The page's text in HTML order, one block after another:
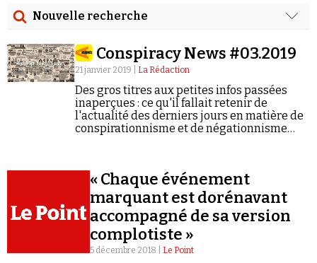
Émissions
Revues de presse
Newsletter
Faire un don
Demander à Vera
Nouvelle recherche
Date
Rechercher dans tous les contenus
Cibler votre recherche
Conspiracy News #03.2019
21 janvier 2019 | La Rédaction
Des gros titres aux petites infos passées
inaperçues : ce qu'il fallait retenir de
l'actualité des derniers jours en matière de
conspirationnisme et de négationnisme
« Chaque événement
marquant est dorénavant
accompagné de sa version
complotiste »
5 décembre 2018 | Le Point